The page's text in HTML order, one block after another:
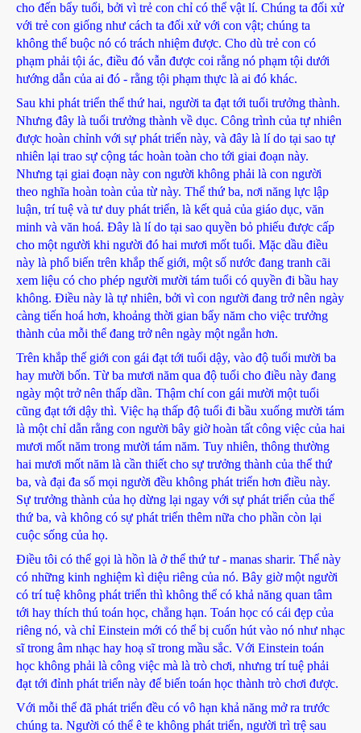
cho đến bẩy tuổi, bởi vì trẻ con chỉ có thể vật lí. Chúng ta đối xử
với trẻ con giống như cách ta đối xử với con vật; chúng ta
không thể buộc nó có trách nhiệm được. Cho dù trẻ con có
phạm phải tội ác, điều đó vẫn được coi rằng nó phạm tội dưới
hướng dẫn của ai đó - rằng tội phạm thực là ai đó khác.
Sau khi phát triển thể thứ hai, người ta đạt tới tuổi trưởng thành.
Nhưng đây là tuổi trưởng thành về dục. Công trình của tự nhiên
được hoàn chỉnh với sự phát triển này, và đây là lí do tại sao tự
nhiên lại trao sự cộng tác hoàn toàn cho tới giai đoạn này.
Nhưng tại giai đoạn này con người không phải là con người
theo nghĩa hoàn toàn của từ này. Thể thứ ba, nơi năng lực lập
luận, trí tuệ và tư duy phát triển, là kết quả của giáo dục, văn
minh và văn hoá. Đây là lí do tại sao quyền bỏ phiếu được cấp
cho một người khi người đó hai mươi mốt tuổi. Mặc dầu điều
này là phổ biến trên khắp thế giới, một số nước đang tranh cãi
xem liệu có cho phép người mười tám tuổi có quyền đi bầu hay
không. Điều này là tự nhiên, bởi vì con người đang trở nên ngày
càng tiến hoá hơn, khoảng thời gian bẩy năm cho việc trưởng
thành của mỗi thể đang trở nên ngày một ngắn hơn.
Trên khắp thế giới con gái đạt tới tuổi dậy, vào độ tuổi mười ba
hay mười bốn. Từ ba mươi năm qua độ tuổi cho điều này đang
ngày một trở nên thấp dần. Thậm chí con gái mười một tuổi
cũng đạt tới dậy thì. Việc hạ thấp độ tuổi đi bầu xuống mười tám
là một chỉ dẫn rằng con người bây giờ hoàn tất công việc của hai
mươi mốt năm trong mười tám năm. Tuy nhiên, thông thường
hai mươi mốt năm là cần thiết cho sự trưởng thành của thể thứ
ba, và đại đa số mọi người đều không phát triển hơn điều này.
Sự trưởng thành của họ dừng lại ngay với sự phát triển của thể
thứ ba, và không có sự phát triển thêm nữa cho phần còn lại
cuộc sống của họ.
Điều tôi có thể gọi là hồn là ở thể thứ tư - manas sharir. Thể này
có những kinh nghiệm kì diệu riêng của nó. Bây giờ một người
có trí tuệ không phát triển thì không thể có khả năng quan tâm
tới hay thích thú toán học, chẳng hạn. Toán học có cái đẹp của
riêng nó, và chỉ Einstein mới có thể bị cuốn hút vào nó như nhạc
sĩ trong âm nhạc hay hoạ sĩ trong mầu sắc. Với Einstein toán
học không phải là công việc mà là trò chơi, nhưng trí tuệ phải
đạt tới đỉnh phát triển này để biến toán học thành trò chơi được.
Với mỗi thể đã phát triển đều có vô hạn khả năng mở ra trước
chúng ta. Người có thể ê te không phát triển, người trì trệ sau